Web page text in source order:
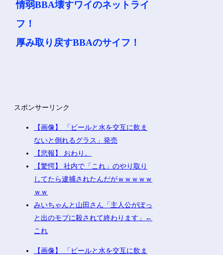
情弱BBA壊すワイのネットライ
フ！
厚み取り戻すBBAのサイフ！
スポンサーリンク
【画像】 「ビールと水を交互に飲ま
ないと倒れるグラス」発売
【悲報】 おわり。
【驚愕】 社内で「これ」のやり取り
してたら逮捕されたんだがｗｗｗｗｗ
ｗｗ
みいちゃんと山田さん「主人公がぽっ
と出のモブに殺されて終わります」←
これ
【画像】 「ビールと水を交互に飲ま